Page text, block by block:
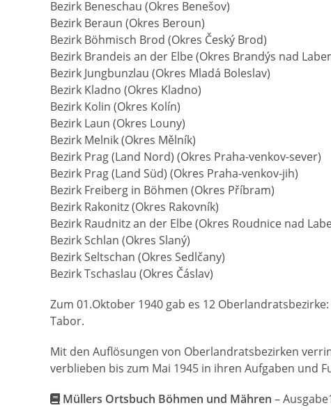
Bezirk Beneschau (Okres Benešov)
Bezirk Beraun (Okres Beroun)
Bezirk Böhmisch Brod (Okres Český Brod)
Bezirk Brandeis an der Elbe (Okres Brandýs nad
Bezirk Jungbunzlau (Okres Mladá Boleslav)
Bezirk Kladno (Okres Kladno)
Bezirk Kolin (Okres Kolín)
Bezirk Laun (Okres Louny)
Bezirk Melnik (Okres Mělník)
Bezirk Prag (Land Nord) (Okres Praha-venkov-sever)
Bezirk Prag (Land Süd) (Okres Praha-venkov-jih)
Bezirk Freiberg in Böhmen (Okres Příbram)
Bezirk Rakonitz (Okres Rakovník)
Bezirk Raudnitz an der Elbe (Okres Roudnice nad
Bezirk Schlan (Okres Slaný)
Bezirk Seltschan (Okres Sedlčany)
Bezirk Tschaslau (Okres Čáslav)
Zum 01.Oktober 1940 gab es 12
Tabor.
Mit den Auflösungen von Oberlandratsbezirken
verblieben bis zum Mai 1945 in ihren Aufgaben und
Müllers Ortsbuch Böhmen und Mähren –
Sudetengebiete
ist eine Dokumentation für die
Nachfolgende Generation der
Heimatvertriebenen, sie dient der
Sudetendeutschen die in Böhmen
bis 1945 in der heutigen
Cookie-